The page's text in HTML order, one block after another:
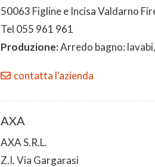
50063 Figline e Incisa Valdarno
Tel 055 961 961
Produzione:Arredo bagno:
contatta l'azienda
AXA
AXA S.R.L.
Z.I. Via Gargarasi